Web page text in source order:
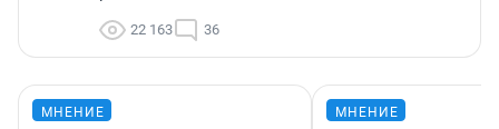
22 163 36
МНЕНИЕ МНЕНИЕ